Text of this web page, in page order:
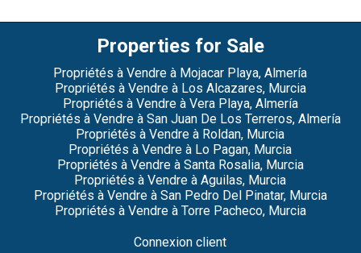
Properties for Sale
Propriétés à Vendre à Mojacar Playa, Almería
Propriétés à Vendre à Los Alcazares, Murcia
Propriétés à Vendre à Vera Playa, Almería
Propriétés à Vendre à San Juan De Los Terreros, Almería
Propriétés à Vendre à Roldan, Murcia
Propriétés à Vendre à Lo Pagan, Murcia
Propriétés à Vendre à Santa Rosalia, Murcia
Propriétés à Vendre à Aguilas, Murcia
Propriétés à Vendre à San Pedro Del Pinatar, Murcia
Propriétés à Vendre à Torre Pacheco, Murcia
Connexion client